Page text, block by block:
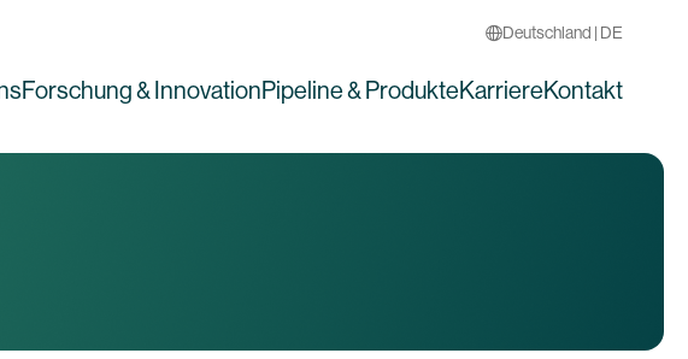
Deutschland | DE
Forschung & InnovationPipeline & ProdukteKarriereKontakt